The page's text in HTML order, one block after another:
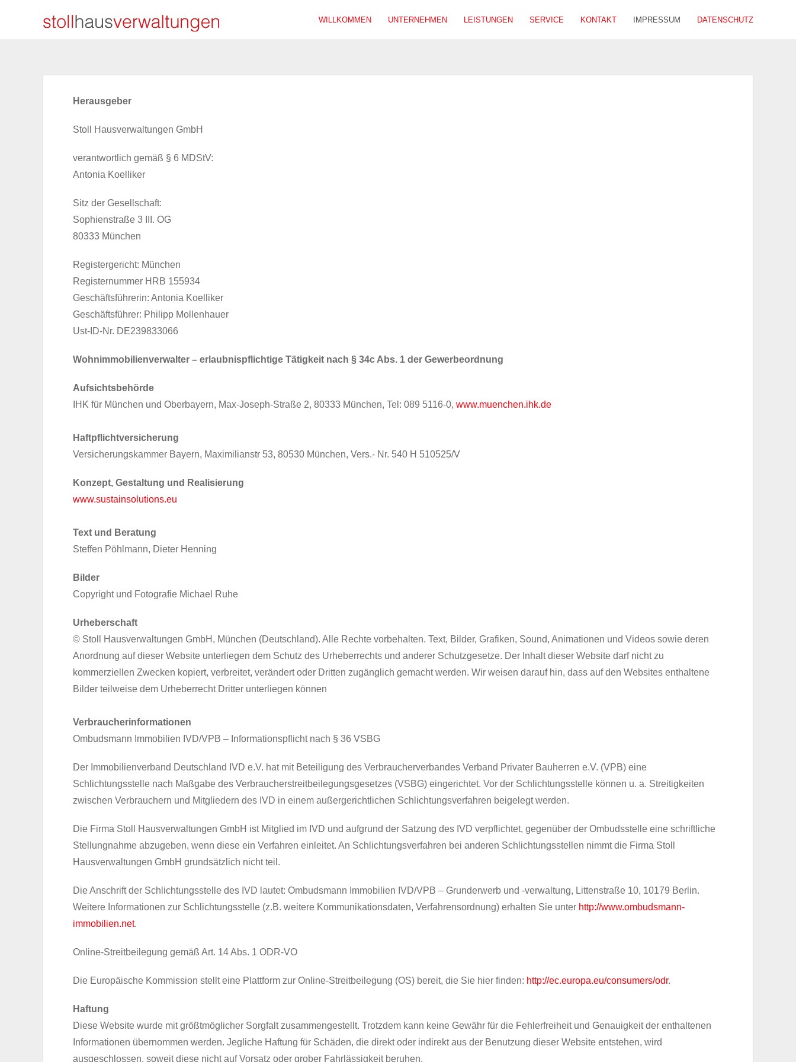
WILLKOMMEN UNTERNEHMEN LEISTUNGEN SERVICE KONTAKT IMPRESSUM DATENSCHUTZ
Herausgeber
Stoll Hausverwaltungen GmbH
verantwortlich gemäß § 6 MDStV:
Antonia Koelliker
Sitz der Gesellschaft:
Sophienstraße 3 III. OG
80333 München
Registergericht: München
Registernummer HRB 155934
Geschäftsführerin: Antonia Koelliker
Geschäftsführer: Philipp Mollenhauer
Ust-ID-Nr. DE239833066
Wohnimmobilienverwalter – erlaubnispflichtige Tätigkeit nach § 34c Abs. 1 der Gewerbeordnung
Aufsichtsbehörde
IHK für München und Oberbayern, Max-Joseph-Straße 2, 80333 München, Tel: 089 5116-0, www.muenchen.ihk.de
Haftpflichtversicherung
Versicherungskammer Bayern, Maximilianstr 53, 80530 München, Vers.- Nr. 540 H 510525/V
Konzept, Gestaltung und Realisierung
www.sustainsolutions.eu
Text und Beratung
Steffen Pöhlmann, Dieter Henning
Bilder
Copyright und Fotografie Michael Ruhe
Urheberschaft
© Stoll Hausverwaltungen GmbH, München (Deutschland). Alle Rechte vorbehalten. Text, Bilder, Grafiken, Sound, Animationen und Videos sowie deren
Anordnung auf dieser Website unterliegen dem Schutz des Urheberrechts und anderer Schutzgesetze. Der Inhalt dieser Website darf nicht zu
kommerziellen Zwecken kopiert, verbreitet, verändert oder Dritten zugänglich gemacht werden. Wir weisen darauf hin, dass auf den Websites enthaltene
Bilder teilweise dem Urheberrecht Dritter unterliegen können
Verbraucherinformationen
Ombudsmann Immobilien IVD/VPB – Informationspflicht nach § 36 VSBG
Der Immobilienverband Deutschland IVD e.V. hat mit Beteiligung des Verbraucherverbandes Verband Privater Bauherren e.V. (VPB) eine
Schlichtungsstelle nach Maßgabe des Verbraucherstreitbeilegungsgesetzes (VSBG) eingerichtet. Vor der Schlichtungsstelle können u. a. Streitigkeiten
zwischen Verbrauchern und Mitgliedern des IVD in einem außergerichtlichen Schlichtungsverfahren beigelegt werden.
Die Firma Stoll Hausverwaltungen GmbH ist Mitglied im IVD und aufgrund der Satzung des IVD verpflichtet, gegenüber der Ombudsstelle eine schriftliche
Stellungnahme abzugeben, wenn diese ein Verfahren einleitet. An Schlichtungsverfahren bei anderen Schlichtungsstellen nimmt die Firma Stoll
Hausverwaltungen GmbH grundsätzlich nicht teil.
Die Anschrift der Schlichtungsstelle des IVD lautet: Ombudsmann Immobilien IVD/VPB – Grunderwerb und -verwaltung, Littenstraße 10, 10179 Berlin.
Weitere Informationen zur Schlichtungsstelle (z.B. weitere Kommunikationsdaten, Verfahrensordnung) erhalten Sie unter http://www.ombudsmann-
immobilien.net.
Online-Streitbeilegung gemäß Art. 14 Abs. 1 ODR-VO
Die Europäische Kommission stellt eine Plattform zur Online-Streitbeilegung (OS) bereit, die Sie hier finden: http://ec.europa.eu/consumers/odr.
Haftung
Diese Website wurde mit größtmöglicher Sorgfalt zusammengestellt. Trotzdem kann keine Gewähr für die Fehlerfreiheit und Genauigkeit der enthaltenen
Informationen übernommen werden. Jegliche Haftung für Schäden, die direkt oder indirekt aus der Benutzung dieser Website entstehen, wird
ausgeschlossen, soweit diese nicht auf Vorsatz oder grober Fahrlässigkeit beruhen.